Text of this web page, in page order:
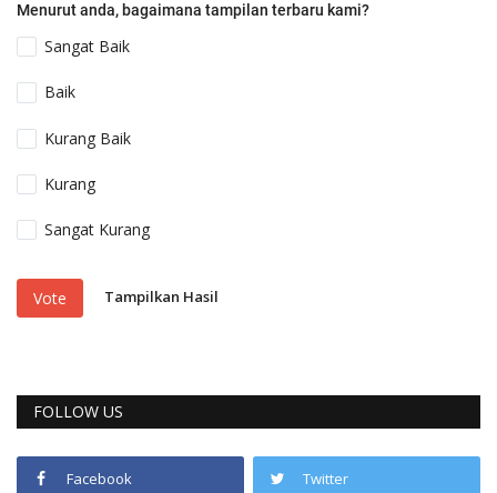
Menurut anda, bagaimana tampilan terbaru kami?
Sangat Baik
Baik
Kurang Baik
Kurang
Sangat Kurang
Vote Tampilkan Hasil
FOLLOW US
Facebook Twitter